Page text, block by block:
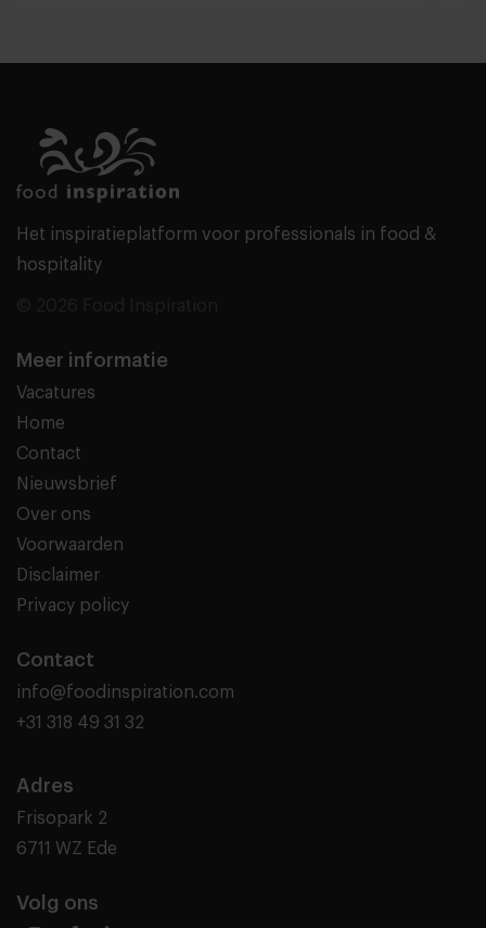
Het inspiratieplatform voor professionals in food &
hospitality
Meer informatie
Vacatures
Home
Contact
Nieuwsbrief
Over ons
Voorwaarden
Disclaimer
Privacy policy
Contact
info@foodinspiration.com
+31 318 49 31 32
Adres
Frisopark 2
6711 WZ Ede
Volg ons